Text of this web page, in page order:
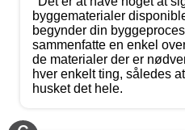
byggematerialer
begynder din
sammenfatte en enkel
de materialer der er
hver enkelt ting, således
husket det hele.